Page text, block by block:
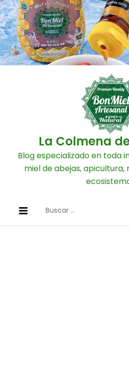
Skip
to
content
La Colmena
Blog especializado en toda
miel de abejas, apicultura,